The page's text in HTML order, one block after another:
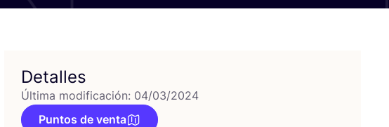
Detalles
Última modificación: 04/03/2024
Puntos de venta